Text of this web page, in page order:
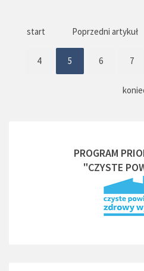
start Poprzedni artykuł
4 5 6 7
PROGRAM
"CZYSTE